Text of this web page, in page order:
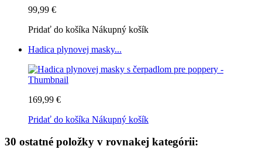
99,99 €
Pridať do košíka Nákupný košík
Hadica plynovej masky...
169,99 €
Pridať do košíka Nákupný košík
30 ostatné položky v rovnakej kategórii: